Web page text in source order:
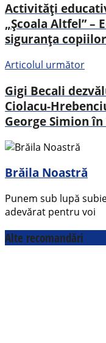
Activități
„Școala Altfel” –
siguranța copiilor
Articolul următor
Gigi Becali
Ciolacu-
George Simion
Brăila Noastră
Punem sub lupă
adevărat pentru voi
Alte recomandări